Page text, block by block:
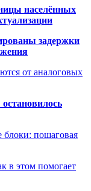
населённых
задержки
от аналоговых
блоки: пошаговая
в этом помогает